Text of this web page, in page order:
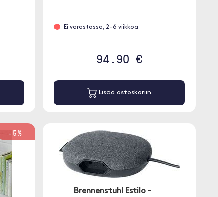
Ei varastossa, 2-6 viikkoa
94.90 €
Lisää ostoskoriin
-5%
Brennenstuhl Estilo -